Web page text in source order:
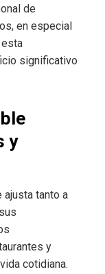
de
en especial
esta
significativo
y
ajusta tanto a
y
cotidiana.